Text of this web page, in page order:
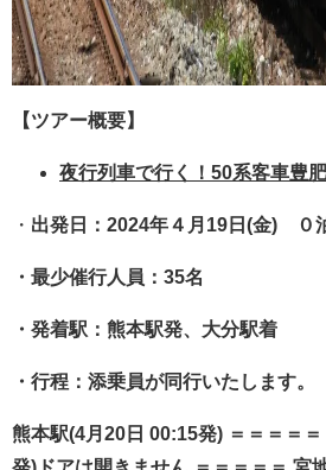
【ツアー概要】
夜行列車で行く！50系客車豊
・ 出発日：2024年４月19日(金) ０
・最少催行人員：35名
・発着駅：熊本駅発、大分駅着
・行程：添乗員が同行いたします。
熊本駅(4月20日 00:15発) ＝＝＝＝